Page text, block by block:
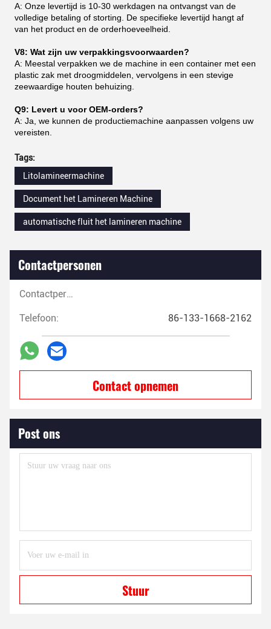
A: Onze levertijd is 10-30 werkdagen na ontvangst van de
volledige betaling of storting. De specifieke levertijd hangt af
van het product en de orderhoeveelheid.
V8: Wat zijn uw verpakkingsvoorwaarden?
A: Meestal verpakken we de machine in een container met een
plastic zak met droogmiddelen, vervolgens in een stevige
zeewaardige houten behuizing.
Q9: Levert u voor OEM-orders?
A: Ja, we kunnen de productiemachine aanpassen volgens uw
vereisten.
Tags:
Litolamineermachine
Document het Lamineren Machine
automatische fluit het lamineren machine
Contactpersonen
Contactpersonen:
Telefoon: 86-133-1668-2162
Contact opnemen
Post ons
Stuur